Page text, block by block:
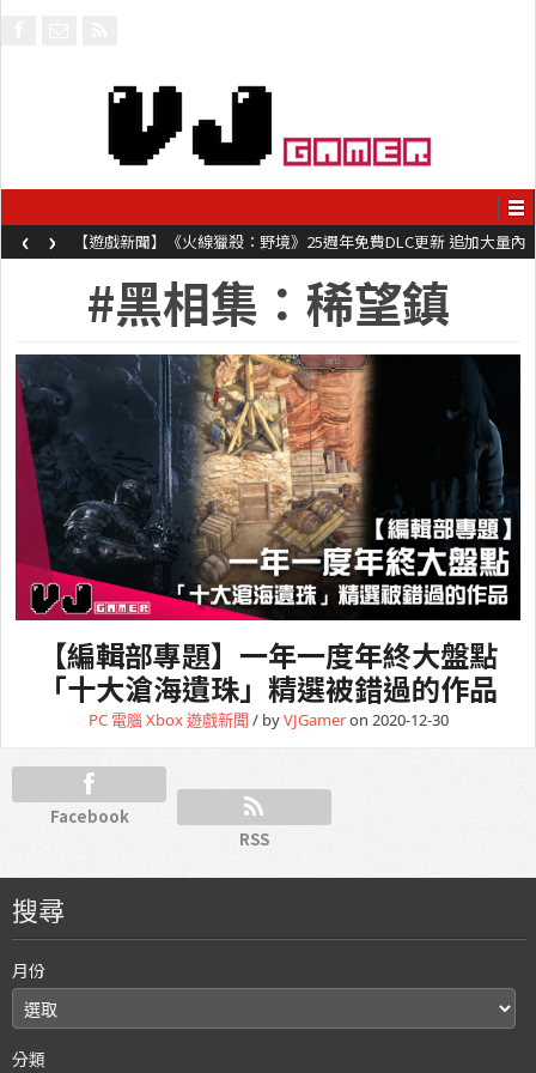
【遊戲新聞】《火線獵殺：野境》25週年免費DLC更新 追加大量內
容同時系舊作限時超平價折扣
‹ ›
#黑相集：稀望鎮
【編輯部專題】一年一度年終大盤點
「十大滄海遺珠」精選被錯過的作品
PC 電腦Xbox遊戲新聞 / byVJGameron 2020-12-30
Facebook
RSS
搜尋
月份
分類